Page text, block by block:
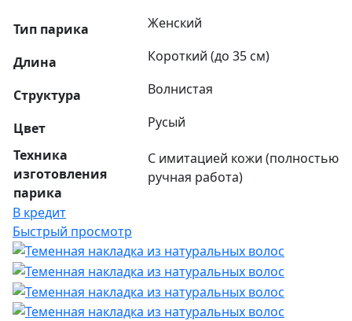
Тип парика Женский
Длина Короткий (до 35 см)
Структура Волнистая
Цвет
Русый
Техника
изготовления
парика
С имитацией кожи (полностью
ручная работа)
В кредит
Быстрый просмотр